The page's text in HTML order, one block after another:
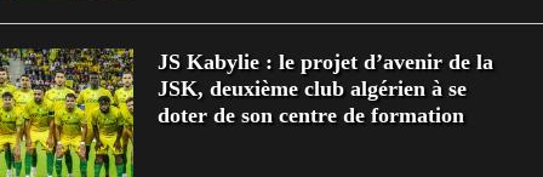
JS Kabylie : le projet d’avenir de la
JSK, deuxième club algérien à se
doter de son centre de formation